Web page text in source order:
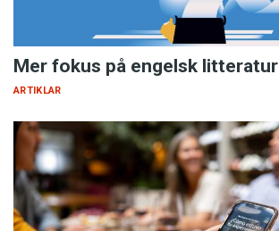
Mer fokus på engelsk litteratur
ARTIKLAR